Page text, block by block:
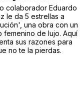
colaborador Eduardo
le da 5 estrellas a
una obra con un
femenino de lujo. Aquí
sus razones para
no te la pierdas.